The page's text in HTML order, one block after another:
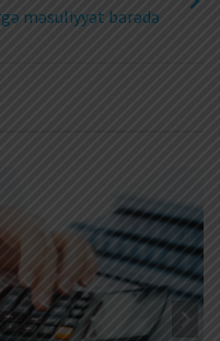
məsuliyyət barədə